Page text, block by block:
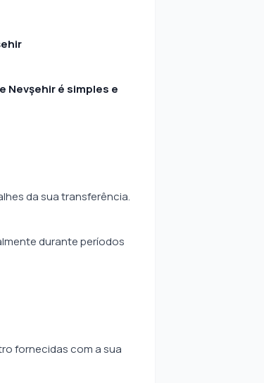
Nevşehir é simples e
da sua transferência.
durante períodos
fornecidas com a sua